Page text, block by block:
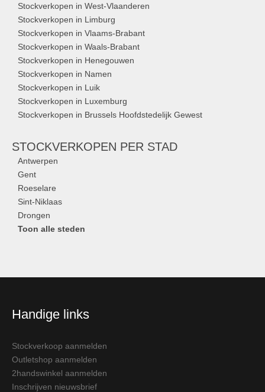
Stockverkopen in West-Vlaanderen
Stockverkopen in Limburg
Stockverkopen in Vlaams-Brabant
Stockverkopen in Waals-Brabant
Stockverkopen in Henegouwen
Stockverkopen in Namen
Stockverkopen in Luik
Stockverkopen in Luxemburg
Stockverkopen in Brussels Hoofdstedelijk Gewest
STOCKVERKOPEN PER STAD
Antwerpen
Gent
Roeselare
Sint-Niklaas
Drongen
Toon alle steden
Handige links
Stockverkoop aanmelden
Outletshop aanmelden
2handswinkel aanmelden
Inschrijven nieuwsbrief